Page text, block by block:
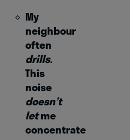
My
neighbour
often
drills.
This
noise
doesn’t
letme
concentrate